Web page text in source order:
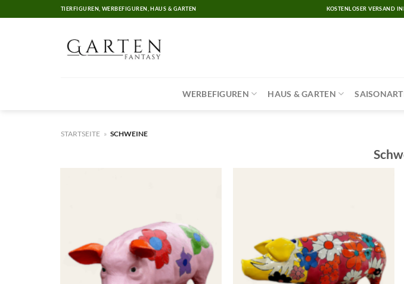
to
TIERFIGUREN, WERBEFIGUREN, HAUS & GARTEN KOSTENLOSER VERSAND
WERBEFIGUREN HAUS & GARTEN
STARTSEITE » SCHWEINE